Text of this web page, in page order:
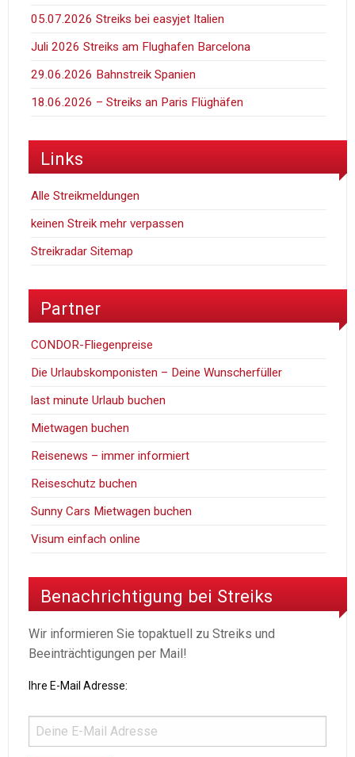
05.07.2026 Streiks bei easyjet Italien
Juli 2026 Streiks am Flughafen Barcelona
29.06.2026 Bahnstreik Spanien
18.06.2026 – Streiks an Paris Flüghäfen
Links
Alle Streikmeldungen
keinen Streik mehr verpassen
Streikradar Sitemap
Partner
CONDOR-Fliegenpreise
Die Urlaubskomponisten – Deine Wunscherfüller
last minute Urlaub buchen
Mietwagen buchen
Reisenews – immer informiert
Reiseschutz buchen
Sunny Cars Mietwagen buchen
Visum einfach online
Benachrichtigung bei Streiks
Wir informieren Sie topaktuell zu Streiks und
Beeinträchtigungen per Mail!
Ihre E-Mail Adresse: